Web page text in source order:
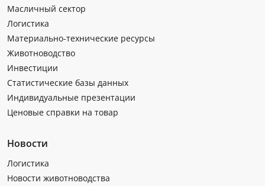
Масличный сектор
Логистика
Материально-технические ресурсы
Животноводство
Инвестиции
Статистические базы данных
Индивидуальные презентации
Ценовые справки на товар
Новости
Логистика
Новости животноводства